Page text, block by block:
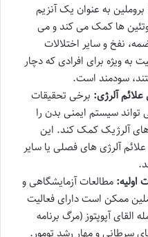
بروملین به عنوان یک آنزیم
ها کمک می کند و می
نفخ و سایر اختلالات
ویژه برای افرادی که دچار
سودمند است.
آلرژی: برخی تحقیقات
سیستم ایمنی بدن را
آلرژیک کمک کند. این
آلرژی های فصلی یا سایر
مطالعات آزمایشگاهی و
ممکن است دارای فعالیت
آپوپتوز (مرگ برنامه
سرطانی و مهار رشد تومور.